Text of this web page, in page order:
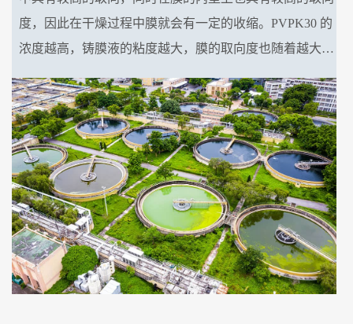
度，因此在干燥过程中膜就会有一定的收缩。PVPK30 的
浓度越高，铸膜液的粘度越大，膜的取向度也随着越大，
PVPK30 含量增加而先减小后增大的，这与膜断面海绵层
结构的厚度有关。